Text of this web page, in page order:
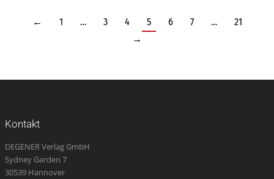
← 1 … 3 4 5 6 7 …
21
→
Kontakt
DEGENER Verlag GmbH
Sydney Garden 7
30539 Hannover